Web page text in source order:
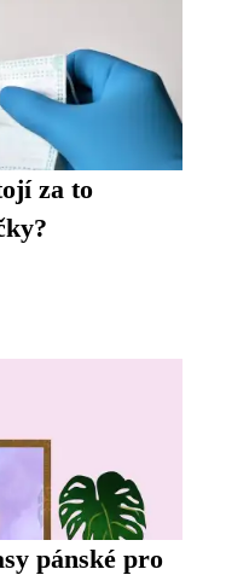
za to
pánské pro